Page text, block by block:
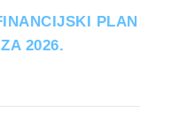
PLAN
2026.